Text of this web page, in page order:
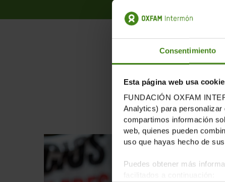
Consentimiento
Esta página web usa
FUNDACIÓN OXFAM
Analytics) para
compartimos información
web, quienes pueden
uso que hayas hecho de
Puedes obtener más